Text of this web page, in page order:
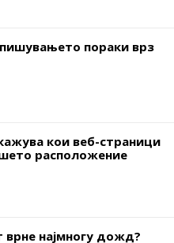
пораки врз
кои веб-страници
расположение
врне најмногу дожд?